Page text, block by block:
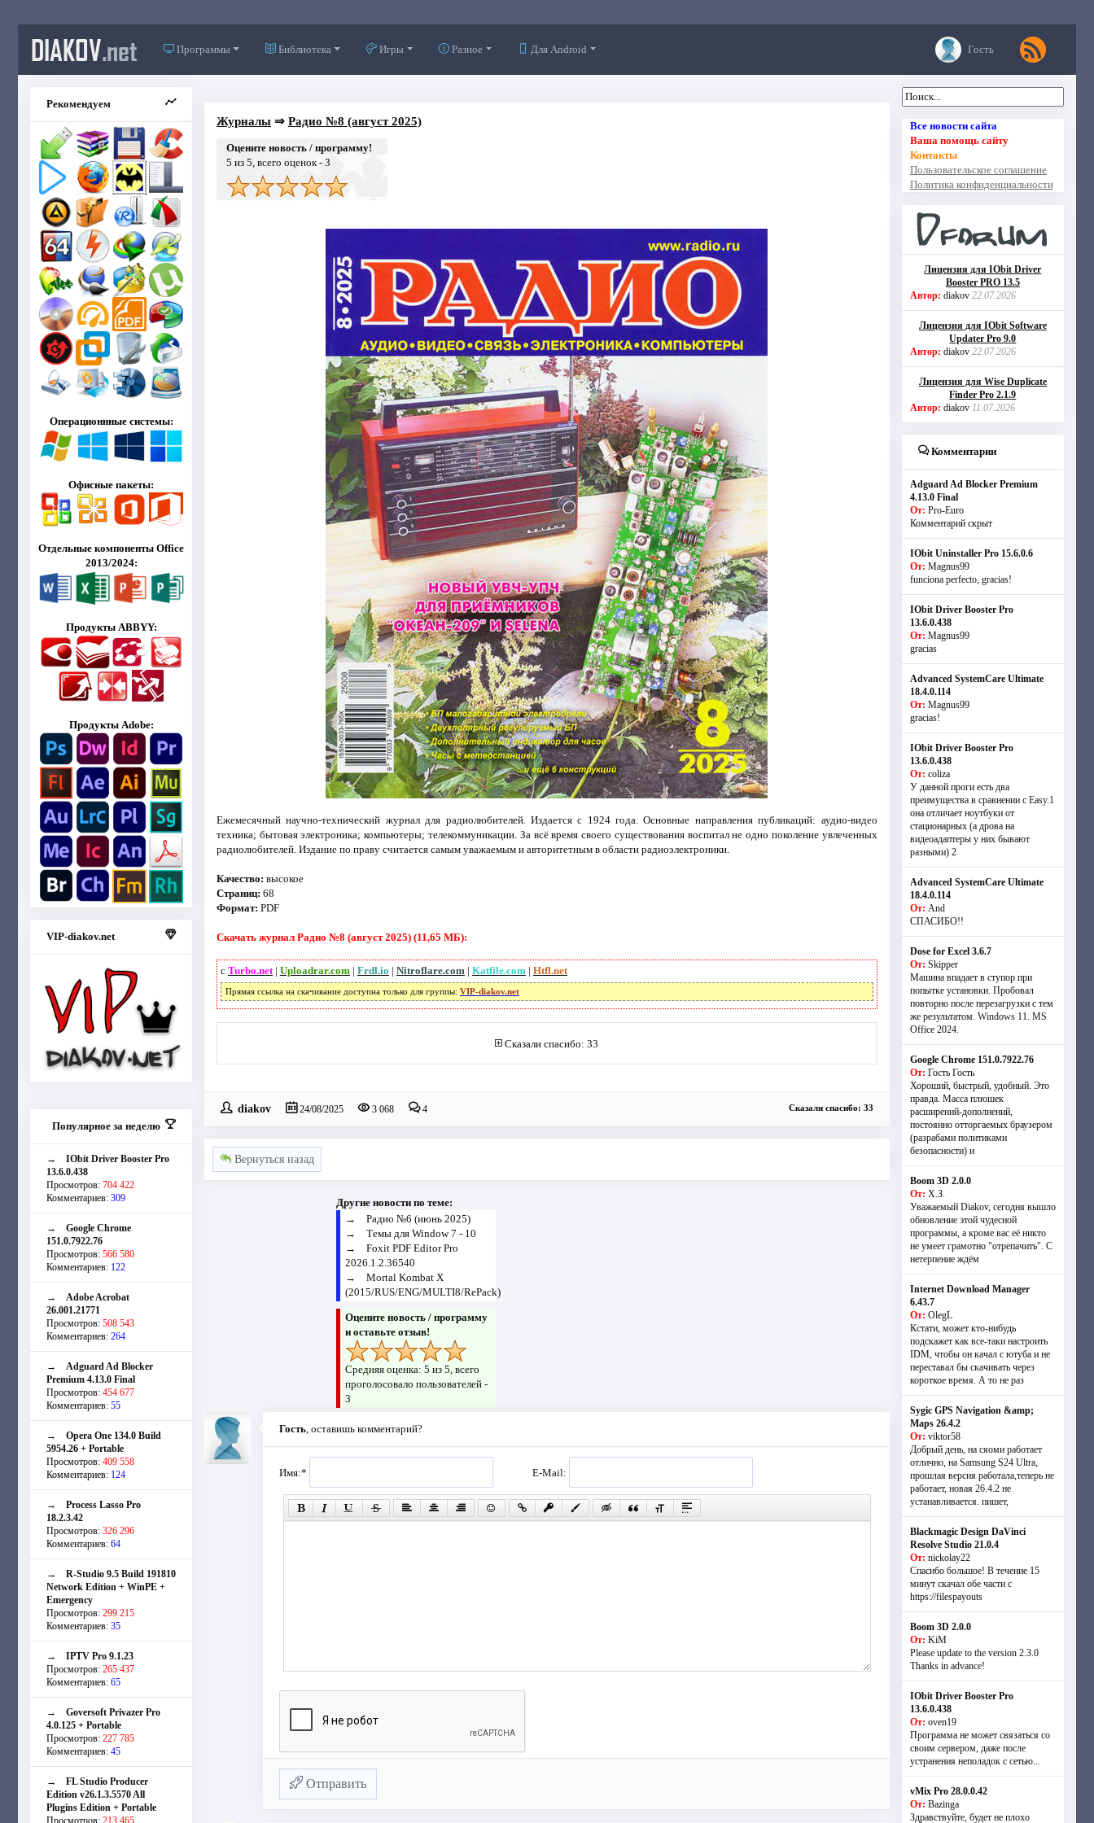
DIAKOV.net Программы Библиотека Игры Разное Для Android Гость
Рекомендуем
Операционнные системы:
Офисные пакеты:
Отдельные компоненты Office
2013/2024:
Продукты ABBYY:
Продукты Adobe:
VIP-diakov.net
Популярное за неделю
→ IObit Driver Booster Pro
13.6.0.438
Просмотров: 704 422
Комментариев: 309
→ Google Chrome
151.0.7922.76
Просмотров: 566 580
Комментариев: 122
→ Adobe Acrobat
26.001.21771
Просмотров: 508 543
Комментариев: 264
→ Adguard Ad Blocker
Premium 4.13.0 Final
Просмотров: 454 677
Комментариев: 55
→ Opera One 134.0 Build
5954.26 + Portable
Просмотров: 409 558
Комментариев: 124
→ Process Lasso Pro
18.2.3.42
Просмотров: 326 296
Комментариев: 64
→ R-Studio 9.5 Build 191810
Network Edition + WinPE +
Emergency
Просмотров: 299 215
Комментариев: 35
→ IPTV Pro 9.1.23
Просмотров: 265 437
Комментариев: 65
→ Goversoft Privazer Pro
4.0.125 + Portable
Просмотров: 227 785
Комментариев: 45
→ FL Studio Producer
Edition v26.1.3.5570 All
Plugins Edition + Portable
Просмотров: 213 465
Журналы⇒ Радио №8 (август 2025)
Оцените новость / программу!
5 из 5, всего оценок - 3
Ежемесячный научно-технический журнал для радиолюбителей. Издается с 1924 года. Основные направления публикаций: аудио-видео
техника; бытовая электроника; компьютеры; телекоммуникации. За всё время своего существования воспитал не одно поколение увлеченных
радиолюбителей. Издание по праву считается самым уважаемым и авторитетным в области радиоэлектроники.
Качество: высокое
Страниц: 68
Формат: PDF
Скачать журнал Радио №8 (август 2025) (11,65 МБ):
с Turbo.net| Uploadrar.com | Frdl.io | Nitroflare.com | Katfile.com | Htfl.net
Прямая ссылка на скачивание доступна только для группы: VIP-diakov.net
Сказали спасибо: 33
diakov 24/08/2025 3 068 4 Сказали спасибо: 33
Вернуться назад
Другие новости по теме:
→ Радио №6 (июнь 2025)
→ Темы для Window 7 - 10
→ Foxit PDF Editor Pro
2026.1.2.36540
→ Mortal Kombat X
(2015/RUS/ENG/MULTI8/RePack)
Оцените новость / программу
и оставьте отзыв!
Средняя оценка: 5 из 5, всего
проголосовало пользователей -
3
Гость, оставишь комментарий?
Имя:* E-Mail:
Отправить
Все новости сайта
Ваша помощь сайту
Контакты
Пользовательское соглашение
Политика конфиденциальности
Лицензия для IObit Driver
Booster PRO 13.5
Автор: diakov 22.07.2026
Лицензия для IObit Software
Updater Pro 9.0
Автор: diakov 22.07.2026
Лицензия для Wise Duplicate
Finder Pro 2.1.9
Автор: diakov 11.07.2026
Комментарии
Adguard Ad Blocker Premium
4.13.0 Final
От: Pro-Euro
Комментарий скрыт
IObit Uninstaller Pro 15.6.0.6
От: Magnus99
funciona perfecto, gracias!
IObit Driver Booster Pro
13.6.0.438
От: Magnus99
gracias
Advanced SystemCare Ultimate
18.4.0.114
От: Magnus99
gracias!
IObit Driver Booster Pro
13.6.0.438
От: coliza
У данной проги есть два
преимущества в сравнении с Easy.1
она отличает ноутбуки от
стационарных (а дрова на
видеоадаптеры у них бывают
разными) 2
Advanced SystemCare Ultimate
18.4.0.114
От: And
СПАСИБО!!
Dose for Excel 3.6.7
От: Skipper
Машина впадает в ступор при
попытке установки. Пробовал
повторно после перезагрузки с тем
же результатом. Windows 11. MS
Offiсe 2024.
Google Chrome 151.0.7922.76
От: Гость Гость
Хороший, быстрый, удобный. Это
правда. Масса плюшек
расширений-дополнений,
постоянно отторгаемых браузером
(разрабами политиками
безопасности) и
Boom 3D 2.0.0
От: Х.З.
Уважаемый Diakov, сегодня вышло
обновление этой чудесной
программы, а кроме вас её никто
не умеет грамотно "отрепачить". С
нетерпение ждём
Internet Download Manager
6.43.7
От: OlegL
Кстати, может кто-нибудь
подскажет как все-таки настроить
IDM, чтобы он качал с ютуба и не
переставал бы скачивать через
короткое время. А то не раз
Sygic GPS Navigation &amp;
Maps 26.4.2
От: viktor58
Добрый день, на сяоми работает
отлично, на Samsung S24 Ultra,
прошлая версия работала,теперь не
работает, новая 26.4.2 не
устанавливается. пишет,
Blackmagic Design DaVinci
Resolve Studio 21.0.4
От: nickolay22
Спасибо большое! В течение 15
минут скачал обе части с
https://filespayouts
Boom 3D 2.0.0
От: KiM
Please update to the version 2.3.0
Thanks in advance!
IObit Driver Booster Pro
13.6.0.438
От: oven19
Программа не может связаться со
своим сервером, даже после
устранения неполадок с сетью...
vMix Pro 28.0.0.42
От: Bazinga
Здравствуйте, будет не плохо